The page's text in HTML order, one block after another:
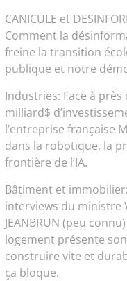
CANICULE et
Comment la
freine la transition
publique et notre
Industries: Face à près
milliard$
l’entreprise française
dans la robotique, la
frontière de l’IA.
Bâtiment et
interviews du ministre
JEANBRUN (peu
logement présente
construire vite et
ça bloque.